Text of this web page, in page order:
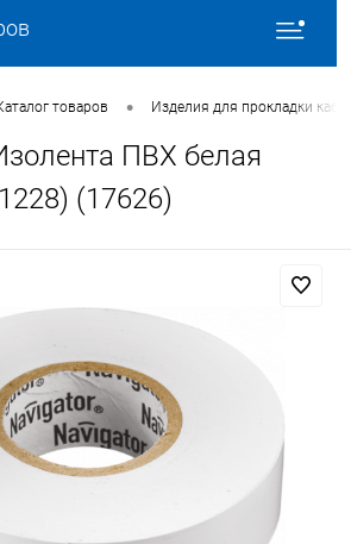
товаров • Изделия для прокладки
ПВХ белая
(17626)